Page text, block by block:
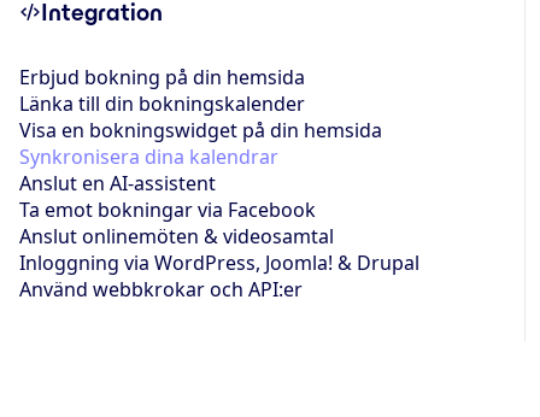
Integration
Erbjud bokning på din hemsida
Länka till din bokningskalender
Visa en bokningswidget på din hemsida
Synkronisera dina kalendrar
Anslut en AI-assistent
Ta emot bokningar via Facebook
Anslut onlinemöten & videosamtal
Inloggning via WordPress, Joomla! & Drupal
Använd webbkrokar och API:er